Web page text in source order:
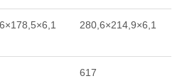
280,6×214,9×6,1
617